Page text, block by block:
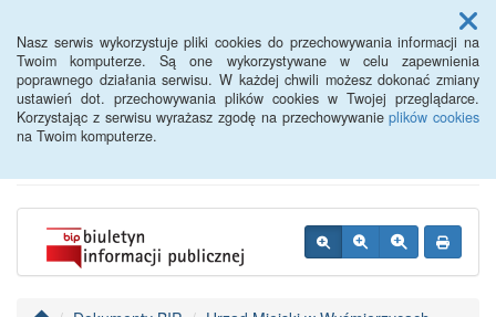
Nasz serwis wykorzystuje pliki cookies do przechowywania informacji na
Twoim komputerze. Są one wykorzystywane w celu zapewnienia
poprawnego działania serwisu. W każdej chwili możesz dokonać zmiany
ustawień dot. przechowywania plików cookies w Twojej przeglądarce.
Korzystając z serwisu wyrażasz zgodę na przechowywanieplików cookies
na Twoim komputerze.
Menu
BIP - Urząd Miejski
Wyśmierzyce